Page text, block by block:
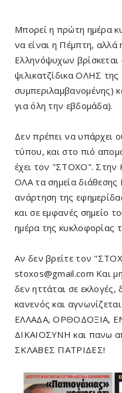
Μπορεί η πρώτη ημέρα
να είναι η Πέμπτη, αλλά
Ελληνόψυχων βρίσκεται
ψιλικατζίδικα ΟΛΗΣ
συμπεριλαμβανομένης)
για όλη την εβδομάδα).
Δεν πρέπει να υπάρχει
τύπου, και στο πιό
έχει τον "ΣΤΟΧΟ". Στην
ΟΛΑ τα σημεία
ανάρτηση της
και σε εμφανές σημείο
ημέρα της κυκλοφορίας
Αν δεν βρείτε τον
stoxos@gmail.com Και
δεν ηττάται σε εκλογές,
κανενός και
ΕΛΛΑΔΑ, ΟΡΘΟΔΟΞΙΑ,
ΔΙΚΑΙΟΣΥΝΗ και πανω
ΣΚΛΑΒΕΣ ΠΑΤΡΙΔΕΣ!